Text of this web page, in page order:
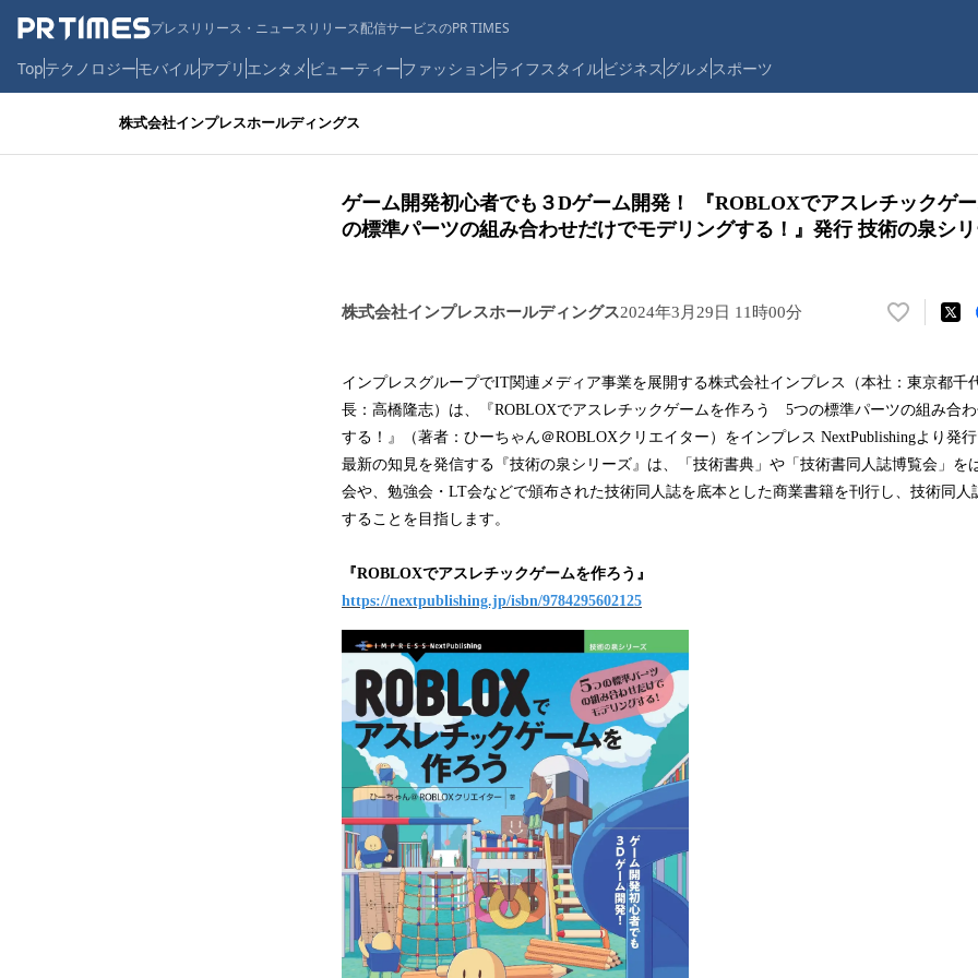
プレスリリース・ニュースリリース配信サービスのPR TIMES
Topテクノロジーモバイルアプリ エンタメ ビューティーファッションライフスタイルビジネス グルメ スポーツ
株式会社インプレスホールディングス
ゲーム開発初心者でも３Dゲーム開発！ 『ROBLOXでアスレチックゲ
の標準パーツの組み合わせだけでモデリングする！』発行 技術の泉シ
株式会社インプレスホールディングス2024年3月29日 11時00分
い
！
数
を
読
み
インプレスグループでIT関連メディア事業を展開する株式会社インプレス（本社：東京都千
長：高橋隆志）は、『ROBLOXでアスレチックゲームを作ろう 5つの標準パーツの組み合
する！』（著者：ひーちゃん＠ROBLOXクリエイター）をインプレス NextPublishingより発行
最新の知見を発信する『技術の泉シリーズ』は、「技術書典」や「技術書同人誌博覧会」を
会や、勉強会・LT会などで頒布された技術同人誌を底本とした商業書籍を刊行し、技術同人
することを目指します。
『ROBLOXでアスレチックゲームを作ろう』
https://nextpublishing.jp/isbn/9784295602125